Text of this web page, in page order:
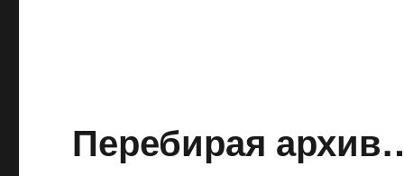
Перебирая